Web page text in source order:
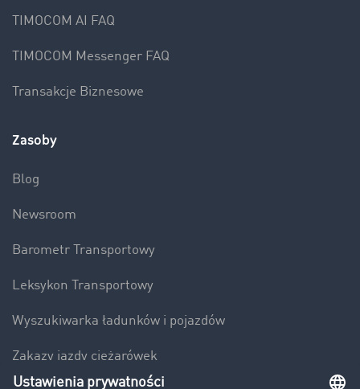
TIMOCOM AI FAQ
TIMOCOM Messenger FAQ
Transakcje Biznesowe
Zasoby
Blog
Newsroom
Barometr Transportowy
Leksykon Transportowy
Wyszukiwarka ładunków i pojazdów
Zakazy jazdy ciężarówek